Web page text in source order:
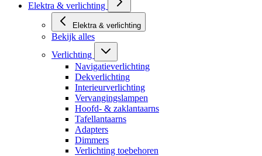
Elektra & verlichting
Elektra & verlichting
Bekijk alles
Verlichting
Navigatieverlichting
Dekverlichting
Interieurverlichting
Vervangingslampen
Hoofd- & zaklantaarns
Tafellantaarns
Adapters
Dimmers
Verlichting toebehoren